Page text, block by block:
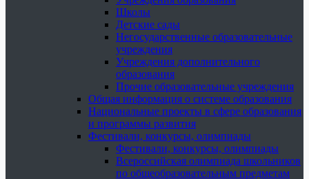
Школы
Детские сады
Негосударственные образовательные
учреждения
Учреждения дополнительного
образования
Прочие образовательные учреждения
Общая информация о системе образования
Национальные проекты в сфере образования
и программы развития
Фестивали, конкурсы, олимпиады
Фестивали, конкурсы, олимпиады
Всероссийская олимпиада школьников
по общеобразовательным предметам